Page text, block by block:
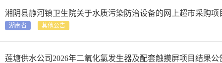
湘阴县静河镇卫生院关于水质污染防治设备的网上超市采购项
湖南省 其他公告
莲塘供水公司2026年二氧化氯发生器及配套触摸屏项目结果公